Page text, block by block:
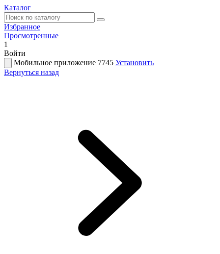
Каталог
Избранное
Просмотренные
1
Войти
Мобильное приложение 7745 Установить
Вернуться назад